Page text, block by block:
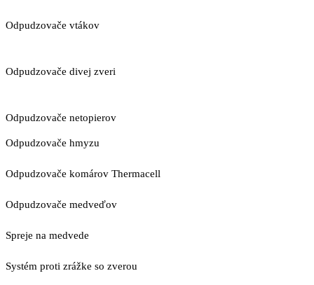
Odpudzovače vtákov
Odpudzovače divej zveri
Odpudzovače netopierov
Odpudzovače hmyzu
Odpudzovače komárov Thermacell
Odpudzovače medveďov
Spreje na medvede
Systém proti zrážke so zverou